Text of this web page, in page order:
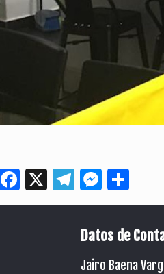
WhatsApp
Facebook
X Telegram
Datos de
Jairo Baena